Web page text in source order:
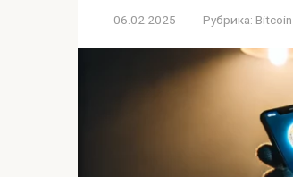
06.02.2025 Рубрика: Bitcoin